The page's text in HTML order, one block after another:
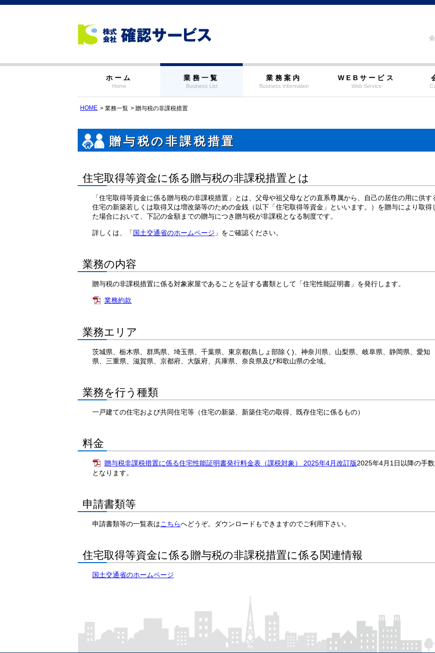
ホーム
Home
業務一覧
Business List
業務案内
Business Information
WEBサービス
Web Service
HOME 業務一覧 贈与税の非課税措置
贈与税の非課税措置
住宅取得等資金に係る贈与税の非課税措置とは
「住宅取得等資金に係る贈与税の非課税措置」とは、父母や祖父母などの直系尊属から、自己の居住の用に供す
住宅の新築若しくは取得又は増改築等のための金銭（以下「住宅取得等資金」といいます。）を贈与により取得
た場合において、下記の金額までの贈与につき贈与税が非課税となる制度です。
詳しくは、「国土交通省のホームページ 」をご確認ください。
業務の内容
贈与税の非課税措置に係る対象家屋であることを証する書類として「住宅性能証明書」を発行します。
業務約款
業務エリア
茨城県、栃木県、群馬県、埼玉県、千葉県、東京都(島しょ部除く)、神奈川県、山梨県、岐阜県、静岡県、愛知
県、三重県、滋賀県、京都府、大阪府、兵庫県、奈良県及び和歌山県の全域。
業務を行う種類
一戸建ての住宅および共同住宅等（住宅の新築、新築住宅の取得、既存住宅に係るもの）
料金
贈与税非課税措置に係る住宅性能証明書発行料金表（課税対象） 2025年4月改訂版2025年4月1日以降の手
となります。
申請書類等
申請書類等の一覧表はこちらへどうぞ。ダウンロードもできますのでご利用下さい。
住宅取得等資金に係る贈与税の非課税措置に係る関連情報
国土交通省のホームページ